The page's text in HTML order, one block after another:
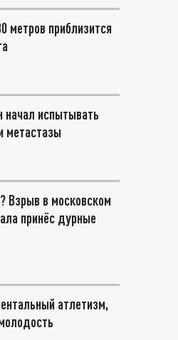
метров приблизится
испытывать
метастазы
Взрыв в московском
принёс дурные
атлетизм,